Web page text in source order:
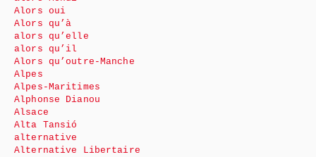
Alors oui
Alors qu’à
alors qu’elle
alors qu’il
Alors qu’outre-Manche
Alpes
Alpes-Maritimes
Alphonse Dianou
Alsace
Alta Tansió
alternative
Alternative Libertaire